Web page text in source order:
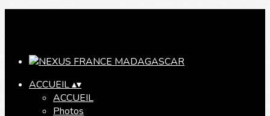
ACCUEIL▴▾
ACCUEIL
Photos